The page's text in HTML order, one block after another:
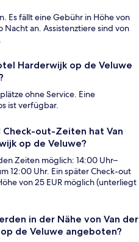
Es fällt eine Gebühr in Höhe von
Nacht an. Assistenztiere sind von
Harderwijk op de Veluwe
ohne Service. Eine
ist verfügbar.
Check-out-Zeiten hat Van
op de Veluwe?
Zeiten möglich: 14:00 Uhr–
12:00 Uhr. Ein später Check-out
von 25 EUR möglich (unterliegt
in der Nähe von Van der
de Veluwe angeboten?